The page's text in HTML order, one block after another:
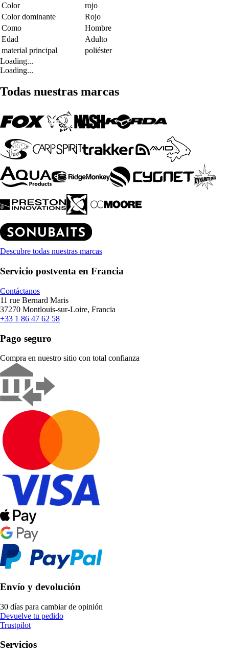
Color
rojo
Color dominante
Rojo
Como
Hombre
Edad
Adulto
material principal
poliéster
Loading...
Loading...
Todas nuestras marcas
Descubre todas nuestras marcas
Servicio postventa en Francia
Contáctanos
11 rue Bernard Maris
37270 Montlouis-sur-Loire, Francia
+33 1 86 47 62 58
Pago seguro
Compra en nuestro sitio con total confianza
Envío y devolución
30 días para cambiar de opinión
Devuelve tu pedido
Trustpilot
Servicios